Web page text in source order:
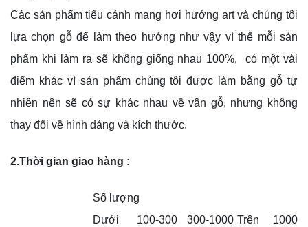
Các sản phẩm tiểu cảnh mang hơi hướng art và chúng tôi
lựa chọn gỗ để làm theo hướng như vậy vì thế mỗi sản
phẩm khi làm ra sẽ không giống nhau 100%, có một vài
điểm khác vì sản phẩm chúng tôi được làm bằng gỗ tự
nhiên nên sẽ có sự khác nhau về vân gỗ, nhưng không
thay đổi về hình dáng và kích thước.
2.Thời gian giao hàng :
Số lượng
Dưới
100-300
300-1000 Trên 1000